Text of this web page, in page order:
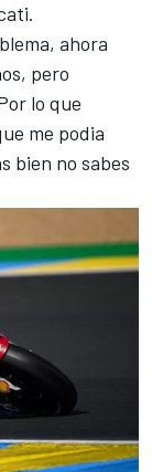
.
ahora
pero
lo que
me podia
bien no sabes